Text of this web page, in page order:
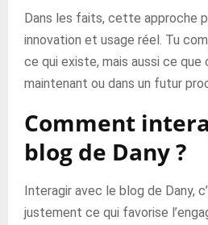
Dans les faits, cette approche
innovation et usage réel. Tu
ce qui existe, mais aussi ce que
maintenant ou dans un futur
Comment
blog de Dany ?
Interagir avec le blog de Dany,
justement ce qui favorise